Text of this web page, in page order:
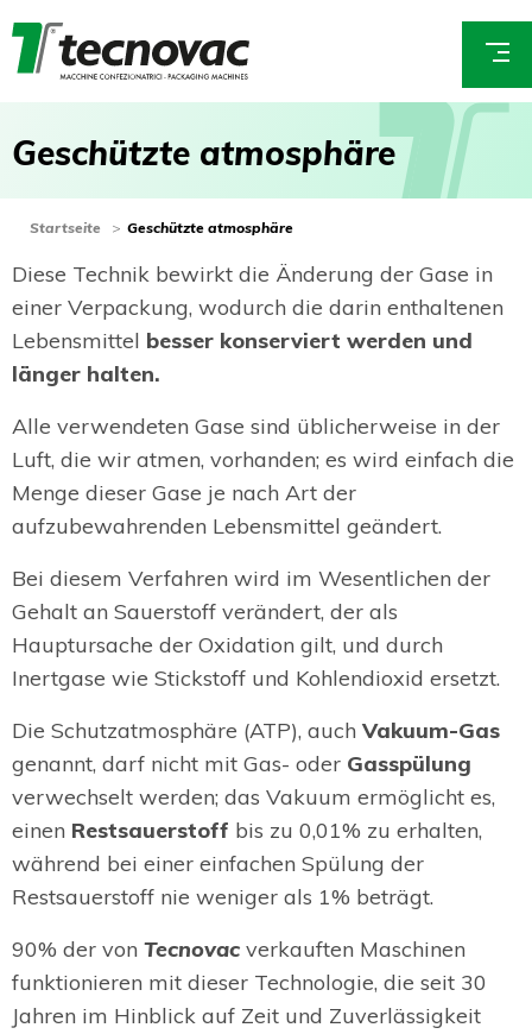
zum
Inhalt
Geschützte atmosphäre
You
here
Startseite Geschützte atmosphäre
Diese Technik bewirkt die Änderung der Gase in
einer Verpackung, wodurch die darin enthaltenen
Lebensmittel besser konserviert werden und
länger halten.
Alle verwendeten Gase sind üblicherweise in der
Luft, die wir atmen, vorhanden; es wird einfach die
Menge dieser Gase je nach Art der
aufzubewahrenden Lebensmittel geändert.
Bei diesem Verfahren wird im Wesentlichen der
Gehalt an Sauerstoff verändert, der als
Hauptursache der Oxidation gilt, und durch
Inertgase wie Stickstoff und Kohlendioxid ersetzt.
Die Schutzatmosphäre (ATP), auch Vakuum-Gas
genannt, darf nicht mit Gas- oder Gasspülung
verwechselt werden; das Vakuum ermöglicht es,
einen Restsauerstoff bis zu 0,01% zu erhalten,
während bei einer einfachen Spülung der
Restsauerstoff nie weniger als 1% beträgt.
90% der von Tecnovac verkauften Maschinen
funktionieren mit dieser Technologie, die seit 30
Jahren im Hinblick auf Zeit und Zuverlässigkeit
E
i